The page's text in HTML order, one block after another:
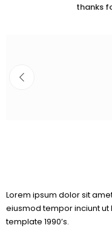
thanks
Lorem ipsum dolor sit
eiusmod tempor inciunt
template 1990’s.